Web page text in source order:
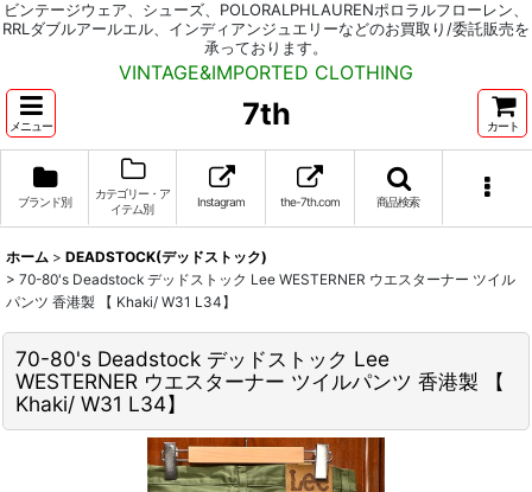
ビンテージウェア、シューズ、POLORALPHLAURENポロラルフローレン、
RRLダブルアールエル、インディアンジュエリーなどのお買取り/委託販売を
承っております。
VINTAGE&IMPORTED CLOTHING
メニュー 7th カート
ブランド別
カテゴリー・ア
イテム別
Instagram the-7th.com 商品検索
ホーム > DEADSTOCK(デッドストック)
> 70-80's Deadstock デッドストック Lee WESTERNER ウエスターナー ツイル
パンツ 香港製 【 Khaki/ W31 L34】
70-80's Deadstock デッドストック Lee
WESTERNER ウエスターナー ツイルパンツ 香港製 【
Khaki/ W31 L34】